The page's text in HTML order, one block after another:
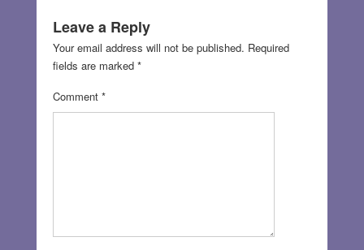
Leave a Reply
Your email address will not be published. Required
fields are marked *
Comment *